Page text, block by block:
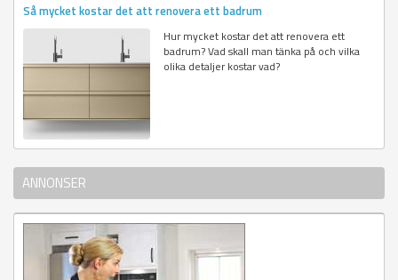
Så mycket kostar det att renovera ett badrum
Hur mycket kostar det att renovera ett
badrum? Vad skall man tänka på och vilka
olika detaljer kostar vad?
ANNONSER